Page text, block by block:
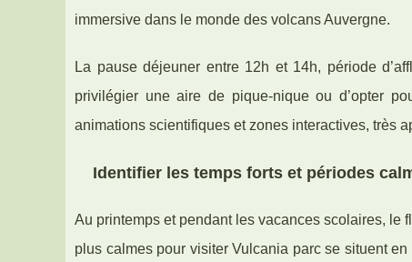
immersive dans le monde des volcans Auvergne.
La pause déjeuner entre 12h et 14h, période
privilégier une aire de pique-nique ou d’opter
animations scientifiques et zones interactives, très
Identifier les temps forts et périodes
Au printemps et pendant les vacances scolaires, le
plus calmes pour visiter Vulcania parc se situent